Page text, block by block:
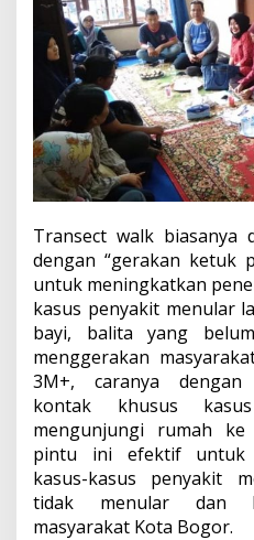
Transect walk biasanya
dengan “gerakan ketuk
untuk meningkatkan
kasus penyakit menular
bayi, balita yang
menggerakan
3M+, caranya dengan
kontak khusus
mengunjungi rumah
pintu ini efektif untuk
kasus-kasus penyakit
tidak menular dan
masyarakat Kota Bogor.